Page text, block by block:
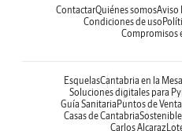
ContactarQuiénes somosAviso
Condiciones de uso
Compromisos
EsquelasCantabria en la Mesa
Soluciones digitales para
Guía Sanitaria Puntos de Venta
Casas de Cantabria
Carlos Alcaraz